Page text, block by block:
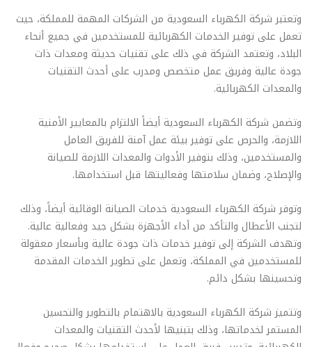
وتعتبر شركة الكهرباء السعودية من الشركات المهمة للمملكة، حيث
تعمل على توفير الخدمات الكهربائية للمستخدمين في جميع أنحاء
البلاد، وتعتمد الشركة في ذلك على تقنيات حديثة ومعدات ذات
جودة عالية وفريق عمل متخصص ومدرب على أحدث التقنيات
والمعدات الكهربائية.
وتضمن شركة الكهرباء السعودية أيضاً الالتزام بالمعايير الأمنية
اللازمة، والحرص على توفير بيئة عمل آمنة للفريق العامل
والمستخدمين، وذلك بتوفير الأدوات والمعدات اللازمة للصيانة
والإصلاح، وضمان سلامتها وفعاليتها قبل استخدامها.
وتوفر شركة الكهرباء السعودية خدمات الصيانة الوقائية أيضاً، وذلك
لتجنب الأعطال والتأكد من أداء الأجهزة بشكل جيد وفعالية عالية.
وتهدف الشركة إلى توفير خدمات ذات جودة عالية وبأسعار معقولة
للمستخدمين في المملكة، وتعمل على تطوير الخدمات المقدمة
وتحسينها بشكل دائم.
وتتميز شركة الكهرباء السعودية بالاهتمام بالتطوير والتحسين
المستمر لخدماتها، وذلك بتبنيها لأحدث التقنيات والمعدات